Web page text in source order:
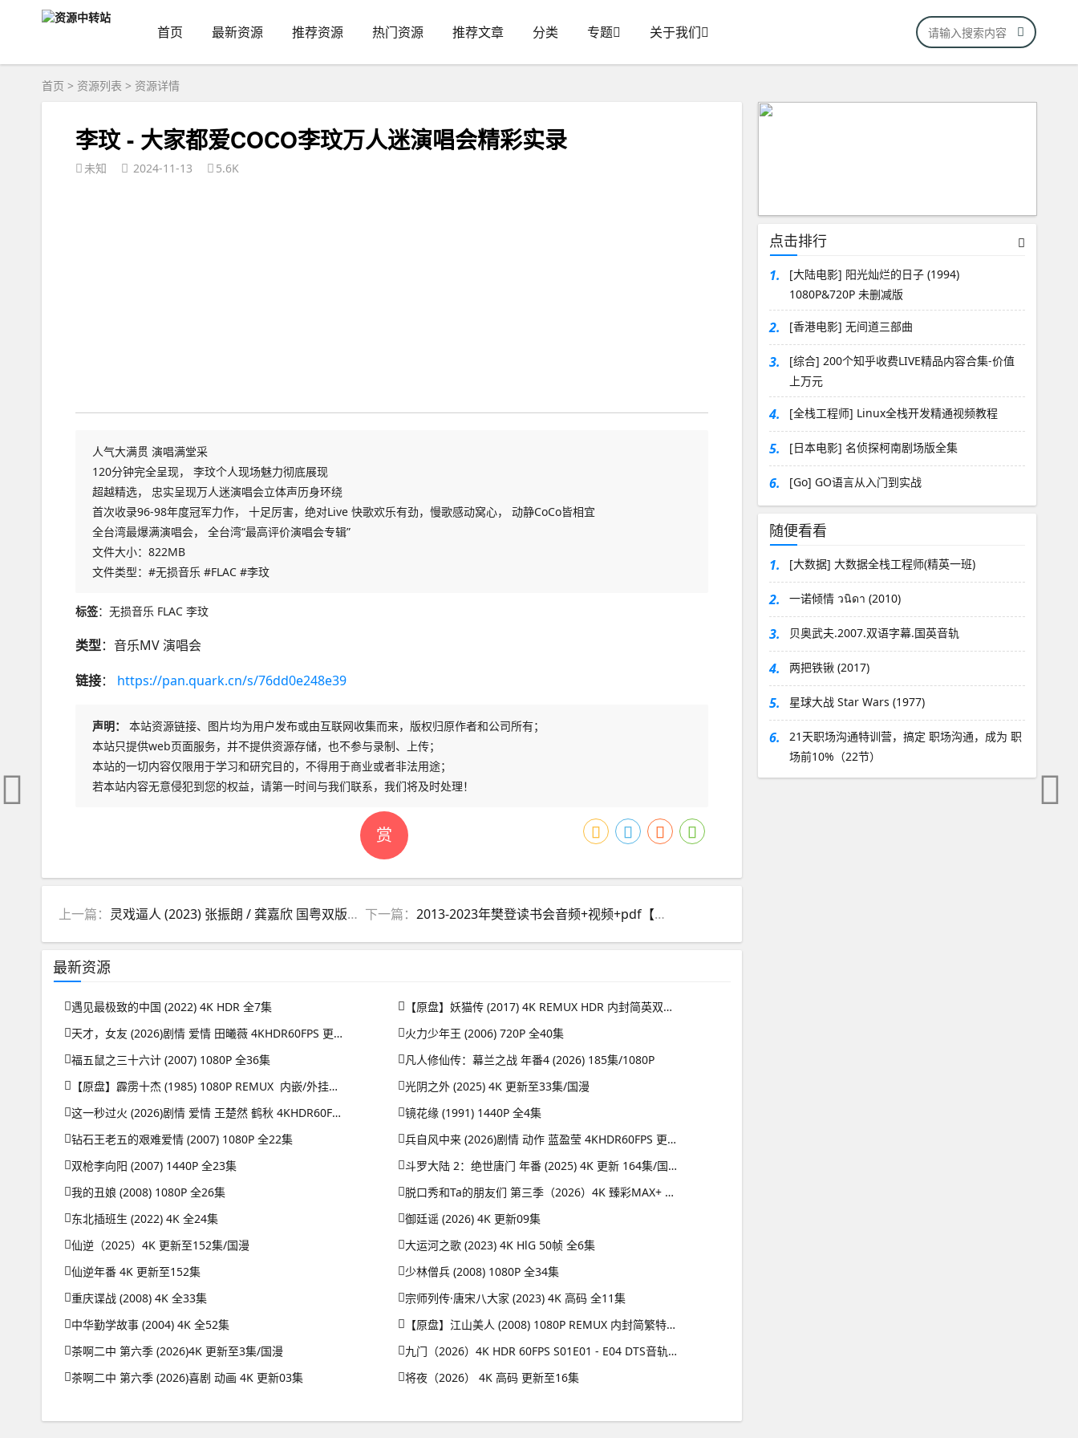
首页 最新资源 推荐资源 热门资源 推荐文章 分类 专题 关于我们
首页 > 资源列表 > 资源详情
李玟 - 大家都爱COCO李玟万人迷演唱会精彩实录
未知 2024-11-13 5.6K
人气大满贯 演唱满堂采
120分钟完全呈现， 李玟个人现场魅力彻底展现
超越精选， 忠实呈现万人迷演唱会立体声历身环绕
首次收录96-98年度冠军力作， 十足厉害，绝对Live 快歌欢乐有劲，慢歌感动窝心， 动静CoCo皆相宜
全台湾最爆满演唱会， 全台湾“最高评价演唱会专辑”
文件大小：822MB
文件类型：#无损音乐 #FLAC #李玟
标签：无损音乐 FLAC 李玟
类型：音乐MV 演唱会
链接： https://pan.quark.cn/s/76dd0e248e39
赏
声明：
本站资源链接、图片均为用户发布或由互联网收集而来，版权归原作者和公司所有；
本站只提供web页面服务，并不提供资源存储，也不参与录制、上传；
本站的一切内容仅限用于学习和研究目的，不得用于商业或者非法用途；
若本站内容无意侵犯到您的权益，请第一时间与我们联系，我们将及时处理！
上一篇： 灵戏逼人 (2023) 张振朗 / 龚嘉欣 国粤双版本 更E08 下一篇：2013-2023年樊登读书会音频+视频+pdf【更至7.2】
最新资源
遇见最极致的中国 (2022) 4K HDR 全7集
天才，女友 (2026)剧情 爱情 田曦薇 4KHDR60FPS 更新08集
福五鼠之三十六计 (2007) 1080P 全36集
【原盘】霹雳十杰 (1985) 1080P REMUX 内嵌/外挂简中字幕
这一秒过火 (2026)剧情 爱情 王楚然 鹤秋 4KHDR60FPS 更新26集
钻石王老五的艰难爱情 (2007) 1080P 全22集
双枪李向阳 (2007) 1440P 全23集
我的丑娘 (2008) 1080P 全26集
东北插班生 (2022) 4K 全24集
仙逆（2025）4K 更新至152集/国漫
仙逆年番 4K 更新至152集
重庆谍战 (2008) 4K 全33集
中华勤学故事 (2004) 4K 全52集
茶啊二中 第六季 (2026)4K 更新至3集/国漫
茶啊二中 第六季 (2026)喜剧 动画 4K 更新03集
【原盘】妖猫传 (2017) 4K REMUX HDR 内封简英双语字幕
火力少年王 (2006) 720P 全40集
凡人修仙传：幕兰之战‎ 年番4 (2026) 185集/1080P
光阴之外 (2025) 4K 更新至33集/国漫
镜花缘 (1991) 1440P 全4集
兵自风中来 (2026)剧情 动作 蓝盈莹 4KHDR60FPS 更新20集
斗罗大陆 2：绝世唐门 年番 (2025) 4K 更新 164集/国漫
脱口秀和Ta的朋友们 第三季（2026）4K 臻彩MAX+ 50FPS 高码率 更0731期
御廷谣 (2026) 4K 更新09集
大运河之歌 (2023) 4K HlG 50帧 全6集
少林僧兵 (2008) 1080P 全34集
宗师列传·唐宋八大家 (2023) 4K 高码 全11集
【原盘】江山美人 (2008) 1080P REMUX 内封简繁特效字幕
九门（2026）4K HDR 60FPS S01E01 - E04 DTS音轨 HiveWeb
将夜（2026） 4K 高码 更新至16集
点击排行
1.
[大陆电影] 阳光灿烂的日子 (1994)
1080P&720P 未删减版
2. [香港电影] 无间道三部曲
3.
[综合] 200个知乎收费LIVE精品内容合集-价值
上万元
4. [全栈工程师] Linux全栈开发精通视频教程
5. [日本电影] 名侦探柯南剧场版全集
6. [Go] GO语言从入门到实战
随便看看
1. [大数据] 大数据全栈工程师(精英一班)
2. 一诺倾情 วนิดา (2010)
3. 贝奥武夫.2007.双语字幕.国英音轨
4. 两把铁锹 (2017)
5. 星球大战 Star Wars (1977)
6.
21天职场沟通特训营，搞定 职场沟通，成为 职
场前10%（22节）